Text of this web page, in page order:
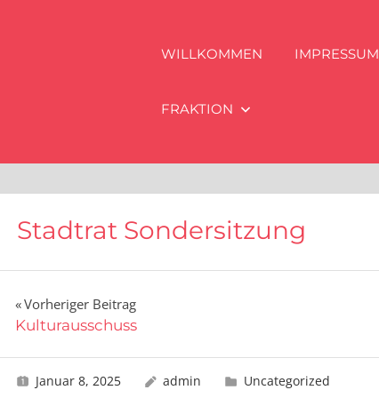
WILLKOMMEN IMPRESSUM
FRAKTION
Stadtrat Sondersitzung
Beitragsnavigation
Vorheriger Beitrag
Kulturausschuss
Januar 8, 2025 admin Uncategorized